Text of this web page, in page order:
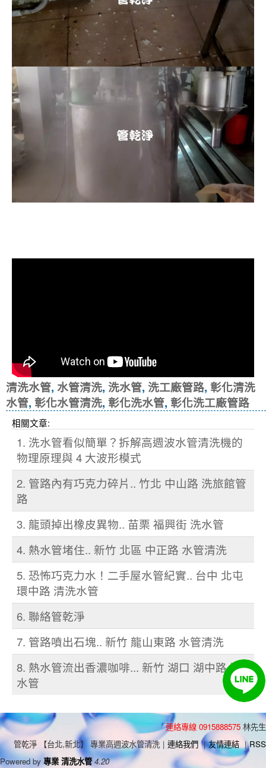
清洗水管, 水管清洗, 洗水管, 洗工廠管路, 彰化清洗
水管, 彰化水管清洗, 彰化洗水管, 彰化洗工廠管路
相關文章:
1. 洗水管看似簡單？拆解高週波水管清洗機的
物理原理與 4 大波形模式
2. 管路內有巧克力碎片.. 竹北 中山路 洗旅館管
路
3. 龍頭掉出橡皮異物.. 苗栗 福興街 洗水管
4. 熱水管堵住.. 新竹 北區 中正路 水管清洗
5. 恐怖巧克力水！二手屋水管紀實.. 台中 北屯
環中路 清洗水管
6. 聯絡管乾淨
7. 管路噴出石塊.. 新竹 龍山東路 水管清洗
8. 熱水管流出香濃咖啡... 新竹 湖口 湖中路 洗
水管
連絡專線 0915888575 林先生
管乾淨 【台北,新北】 專業高週波水管清洗 | 連絡我們 | 友情連結 | RSS
Powered by 專業 清洗水管 4.20